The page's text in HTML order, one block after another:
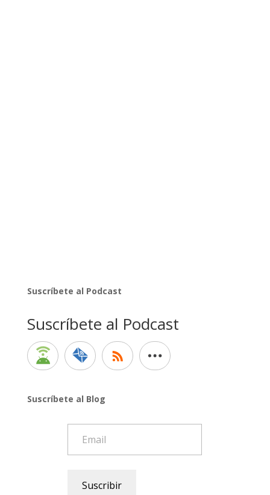
Suscríbete al Podcast
Suscríbete al Podcast
Suscríbete al Blog
Suscribir